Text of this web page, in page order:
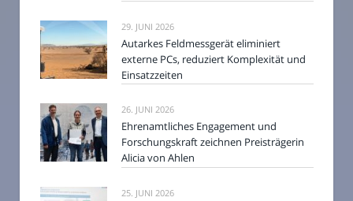
29. JUNI 2026
Autarkes Feldmessgerät eliminiert
externe PCs, reduziert Komplexität und
Einsatzzeiten
26. JUNI 2026
Ehrenamtliches Engagement und
Forschungskraft zeichnen Preisträgerin
Alicia von Ahlen
25. JUNI 2026